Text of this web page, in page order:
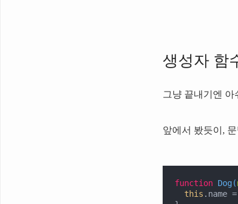
생성자 함
그냥 끝내기엔
앞에서 봤듯이,
function Dog (
this .name